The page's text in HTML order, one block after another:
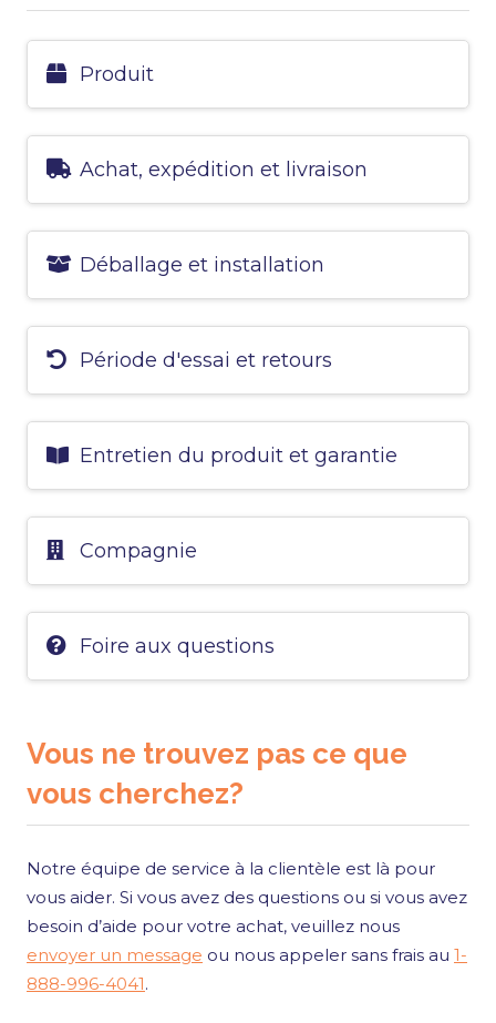
Produit
Achat, expédition et livraison
Déballage et installation
Période d'essai et retours
Entretien du produit et garantie
Compagnie
Foire aux questions
Vous ne trouvez pas ce que
vous cherchez?
Notre équipe de service à la clientèle est là pour
vous aider. Si vous avez des questions ou si vous avez
besoin d’aide pour votre achat, veuillez nous
envoyer un message ou nous appeler sans frais au 1-
888-996-4041.